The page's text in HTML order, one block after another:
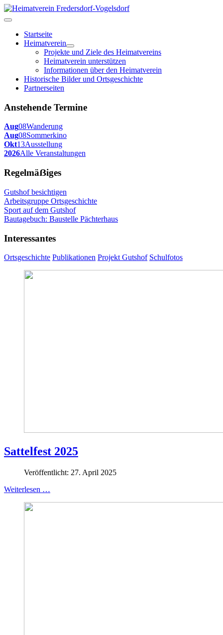
Startseite
Heimatverein
Projekte und Ziele des Heimatvereins
Heimatverein unterstützen
Informationen über den Heimatverein
Historische Bilder und Ortsgeschichte
Partnerseiten
Anstehende Termine
Aug08Wanderung
Aug08Sommerkino
Okt13Ausstellung
2026Alle Veranstaltungen
Regelmäẞiges
Gutshof besichtigen
Arbeitsgruppe Ortsgeschichte
Sport auf dem Gutshof
Bautagebuch: Baustelle Pächterhaus
Interessantes
Ortsgeschichte Publikationen Projekt Gutshof Schulfotos
Sattelfest 2025
Veröffentlicht: 27. April 2025
Weiterlesen …